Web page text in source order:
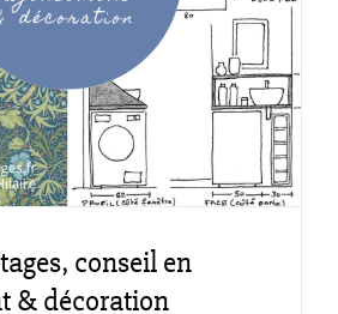
conseil en
& décoration